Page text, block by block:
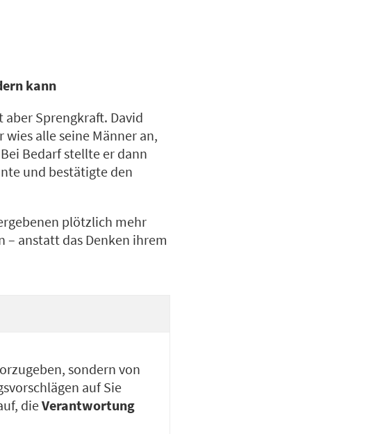
kann
aber Sprengkraft. David
alle seine Männer an,
Bedarf stellte er dann
und bestätigte den
plötzlich mehr
anstatt das Denken ihrem
sondern von
auf Sie
dieVerantwortung